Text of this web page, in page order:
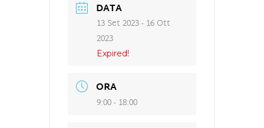
DATA
13 Set 2023- 16 Ott
2023
Expired!
ORA
9:00 - 18:00